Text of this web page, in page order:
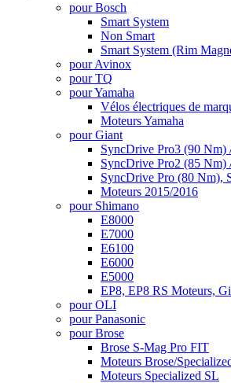
pour Bosch
Smart System
Non Smart
Smart System (Rim
pour Avinox
pour TQ
pour Yamaha
Vélos électriques de
Moteurs Yamaha
pour Giant
SyncDrive Pro3 (90
SyncDrive Pro2 (85
SyncDrive Pro (80 Nm),
Moteurs 2015/2016
pour Shimano
E8000
E7000
E6100
E6000
E5000
EP8, EP8 RS Moteurs,
pour OLI
pour Panasonic
pour Brose
Brose S-Mag Pro FIT
Moteurs Brose/
Moteurs Specialized SL